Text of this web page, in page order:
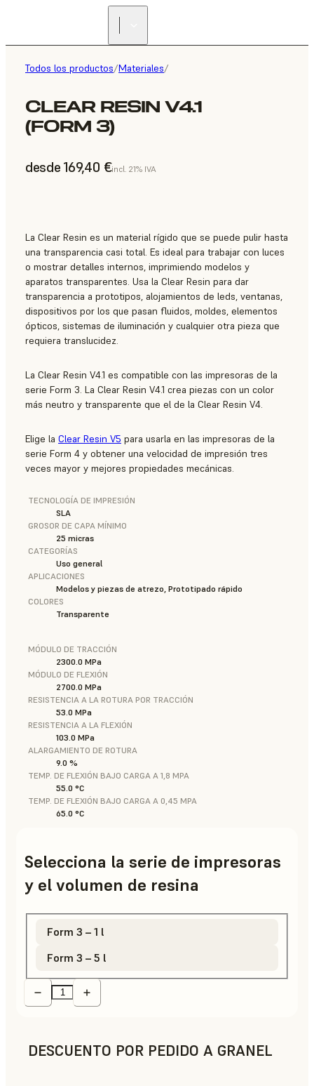
Todos los productos/Materiales/
CLEAR RESIN V4.1
(FORM 3)
desde 169,40 €incl. 21% IVA
La Clear Resin es un material rígido que se puede pulir hasta
una transparencia casi total. Es ideal para trabajar con luces
o mostrar detalles internos, imprimiendo modelos y
aparatos transparentes. Usa la Clear Resin para dar
transparencia a prototipos, alojamientos de leds, ventanas,
dispositivos por los que pasan fluidos, moldes, elementos
ópticos, sistemas de iluminación y cualquier otra pieza que
requiera translucidez.
La Clear Resin V4.1 es compatible con las impresoras de la
serie Form 3. La Clear Resin V4.1 crea piezas con un color
más neutro y transparente que el de la Clear Resin V4.
Elige la Clear Resin V5 para usarla en las impresoras de la
serie Form 4 y obtener una velocidad de impresión tres
veces mayor y mejores propiedades mecánicas.
TECNOLOGÍA DE IMPRESIÓN
SLA
GROSOR DE CAPA MÍNIMO
25 micras
CATEGORÍAS
Uso general
APLICACIONES
Modelos y piezas de atrezo, Prototipado rápido
COLORES
Transparente
MÓDULO DE TRACCIÓN
2300.0 MPa
MÓDULO DE FLEXIÓN
2700.0 MPa
RESISTENCIA A LA ROTURA POR TRACCIÓN
53.0 MPa
RESISTENCIA A LA FLEXIÓN
103.0 MPa
ALARGAMIENTO DE ROTURA
9.0 %
TEMP. DE FLEXIÓN BAJO CARGA A 1,8 MPA
55.0 °C
TEMP. DE FLEXIÓN BAJO CARGA A 0,45 MPA
65.0 °C
Selecciona la serie de impresoras
y el volumen de resina
Form 3 – 1 l
Form 3 – 5 l
DESCUENTO POR PEDIDO A GRANEL